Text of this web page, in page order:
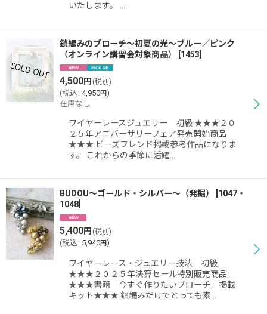
いたします。 …
鎖編みのブローチ〜初夏の光〜ブルー／ピンク
（オンライン講習会対象商品）
1453
4,500円 (税別)
(税込 : 4,950円)
在庫なし
ワイヤーレースジュエリー 初級 ★★★２０
２５年アニバーサリーフェア発売開始商品
★★★ ビーズフレンド掲載参考作品になりま
す。 これからの季節に活躍…
BUDOU〜ゴールド・シルバー〜（発掘）
1047・
1048
5,400円 (税別)
(税込 : 5,940円)
ワイヤーレース・ジュエリー技法 初級
★★★２０２５年決算セール特別販売商品
★★★書籍「今すぐ作りたいブローチ」掲載
キット★★★ 鎖編みだけでとっても素…